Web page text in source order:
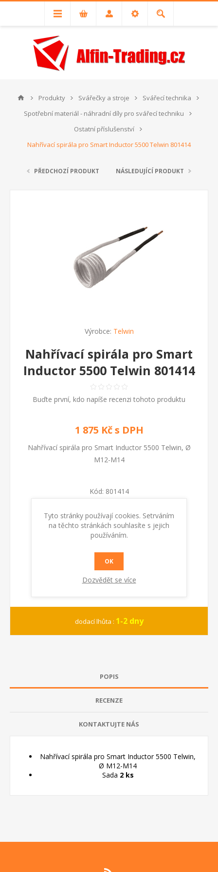
Produkty Svářečky a stroje
Svářecí technika
Spotřební materiál - náhradní díly pro svářecí techniku
Ostatní příslušenství
Nahřívací spirála pro Smart Inductor 5500 Telwin 801414
PŘEDCHOZÍ PRODUKT NÁSLEDUJÍCÍ PRODUKT
Výrobce: Telwin
Nahřívací spirála pro Smart
Inductor 5500 Telwin 801414
Buďte první, kdo napíše recenzi tohoto produktu
1 875 Kč s DPH
Nahřívací spirála pro Smart Inductor 5500 Telwin, Ø
M12-M14
Kód: 801414
KOUPIT
dodací lhůta : 1-2 dny
POPIS
RECENZE
KONTAKTUJTE NÁS
Nahřívací spirála pro Smart Inductor 5500 Telwin,
Ø M12-M14
Sada 2 ks
Tyto stránky používají cookies. Setrváním
na těchto stránkách souhlasíte s jejich
používáním.
OK
Dozvědět se více